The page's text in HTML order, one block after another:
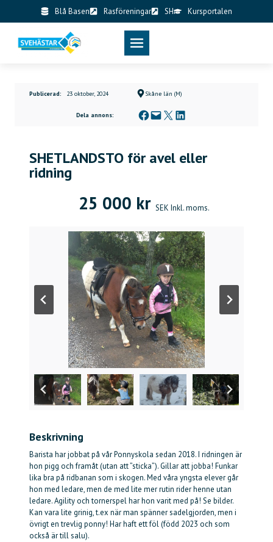
Blå Basen Rasföreningar SH Kursportalen
Publicerad: 23 oktober, 2024 Skåne län (M)
Dela annons: Dela på Facebook Skicka denna sida med e-post Dela på X Dela på LinkedIn
SHETLANDSTO för avel eller
ridning
25 000 kr SEK Inkl. moms.
Beskrivning
Barista har jobbat på vår Ponnyskola sedan 2018. I ridningen är
hon pigg och framåt (utan att ”sticka”). Gillar att jobba! Funkar
lika bra på ridbanan som i skogen. Med våra yngsta elever går
hon med ledare, men de med lite mer rutin rider henne utan
ledare. Agility och tornerspel har hon varit med på! Se bilder.
Kan vara lite grinig, t.ex när man spänner sadelgjorden, men i
övrigt en trevlig ponny! Har haft ett föl (född 2023 och som
också är till salu).